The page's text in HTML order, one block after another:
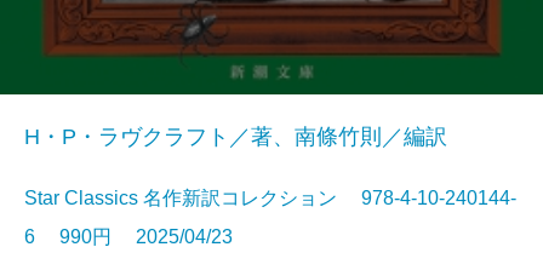
H・P・ラヴクラフト／著、南條竹則／編訳
Star Classics 名作新訳コレクション 978-4-10-240144-
6 990円 2025/04/23